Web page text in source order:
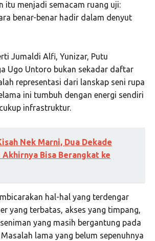
itu menjadi semacam ruang uji:
benar-benar hadir dalam denyut
Jumaldi Alfi, Yunizar, Putu
Ugo Untoro bukan sekadar daftar
representasi dari lanskap seni rupa
ini tumbuh dengan energi sendiri
infrastruktur.
Nek Marni, Dua Dekade
Bisa Berangkat ke
hal-hal yang terdengar
yang terbatas, akses yang timpang,
yang masih bergantung pada
lama yang belum sepenuhnya